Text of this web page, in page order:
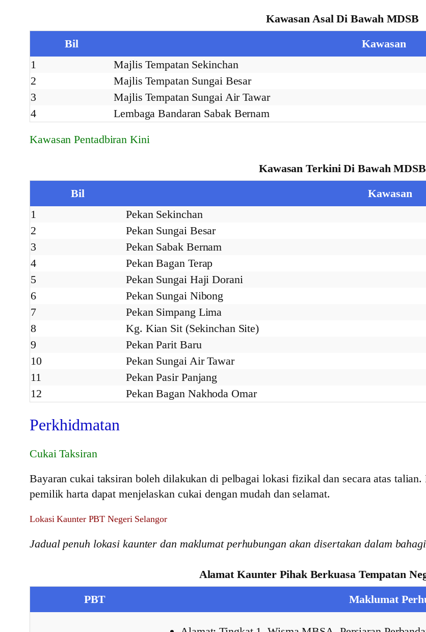
Kawasan Asal Di Bawah MDSB
Bil
Kawasan
1
Majlis Tempatan Sekinchan
2
Majlis Tempatan Sungai Besar
3
Majlis Tempatan Sungai Air Tawar
4
Lembaga Bandaran Sabak Bernam
Kawasan Pentadbiran Kini
Kawasan Terkini Di Bawah MDSB
Bil
Kawasan
1
Pekan Sekinchan
2
Pekan Sungai Besar
3
Pekan Sabak Bernam
4
Pekan Bagan Terap
5
Pekan Sungai Haji Dorani
6
Pekan Sungai Nibong
7
Pekan Simpang Lima
8
Kg. Kian Sit (Sekinchan Site)
9
Pekan Parit Baru
10
Pekan Sungai Air Tawar
11
Pekan Pasir Panjang
12
Pekan Bagan Nakhoda Omar
Perkhidmatan
Cukai Taksiran
Bayaran cukai taksiran boleh dilakukan di pelbagai lokasi fizikal dan secara atas
pemilik harta dapat menjelaskan cukai dengan mudah dan selamat.
Lokasi Kaunter PBT Negeri Selangor
Jadual penuh lokasi kaunter dan maklumat perhubungan akan disertakan dalam
Alamat Kaunter Pihak Berkuasa Tempatan
PBT
Maklumat